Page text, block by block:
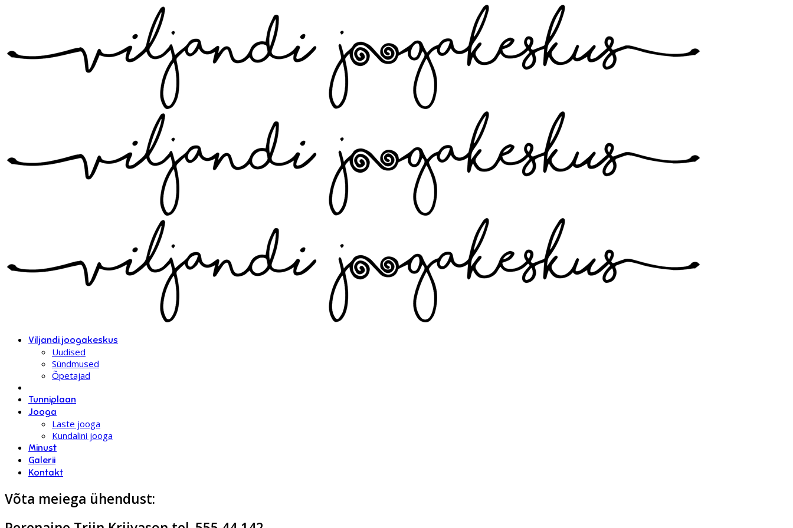
Viljandi joogakeskus
Uudised
Sündmused
Õpetajad
Tunniplaan
Jooga
Laste jooga
Kundalini jooga
Minust
Galerii
Kontakt
Võta meiega ühendust: